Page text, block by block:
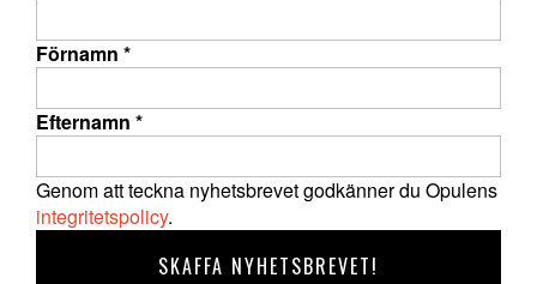
Förnamn *
Efternamn *
Genom att teckna nyhetsbrevet godkänner du Opulens
integritetspolicy.